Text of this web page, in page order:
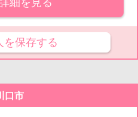
細を見る
保存する
口市